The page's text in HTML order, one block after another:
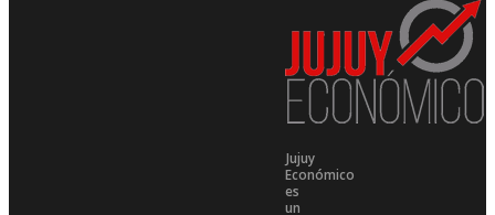
Jujuy
Económico
es
un